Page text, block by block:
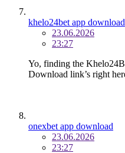
khelo24bet app download
23.06.2026
23:27
Yo, finding the
Download link’s right
onexbet app download
23.06.2026
23:27